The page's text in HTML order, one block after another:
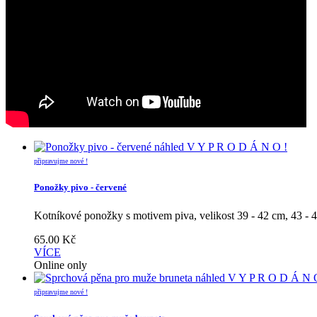
náhled V Y P R O D Á N O !
připravujme nové !
Ponožky pivo - červené
Kotníkové ponožky s motivem piva, velikost 39 - 42 cm, 43 -
65.00 Kč
VÍCE
Online only
náhled V Y P R O D Á N
připravujme nové !